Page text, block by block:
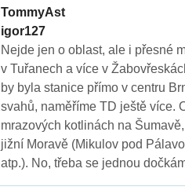
TommyAst
igor127
Nejde jen o oblast, ale i přesné
v Tuřanech a více v
by byla stanice přímo v centru
svahů, naměříme TD ještě více.
mrazových kotlinách na
jižní Moravě (Mikulov pod
atp.). No, třeba se jednou